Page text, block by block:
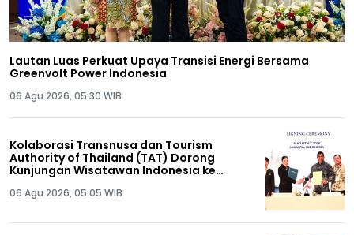
Lautan Luas Perkuat Upaya Transisi Energi Bersama
Greenvolt Power Indonesia
06 Agu 2026, 05:30 WIB
Kolaborasi Transnusa dan Tourism
Authority of Thailand (TAT) Dorong
Kunjungan Wisatawan Indonesia ke
06 Agu 2026, 05:05 WIB